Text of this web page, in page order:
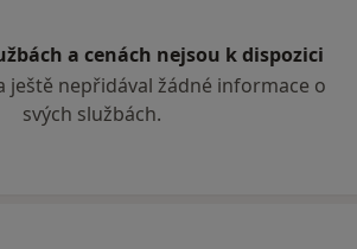
a cenách nejsou k dispozici
ještě nepřidával žádné informace o
svých službách.